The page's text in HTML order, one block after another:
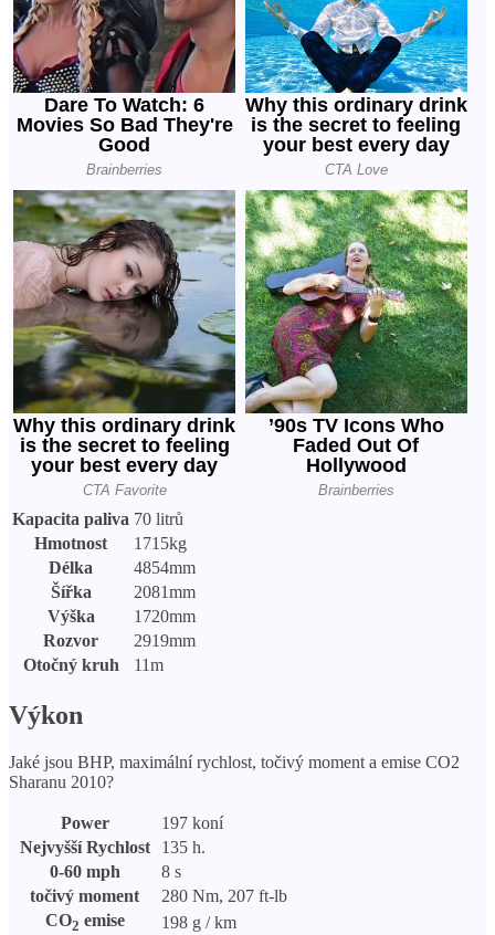
Kapacita paliva 70 litrů
Hmotnost
1715kg
Délka
4854mm
Šířka
2081mm
Výška
1720mm
Rozvor
2919mm
Otočný kruh
11m
Výkon
Jaké jsou BHP, maximální rychlost, točivý moment a emise CO2
Sharanu 2010?
Power
197 koní
Nejvyšší Rychlost
135 h.
0-60 mph
8 s
točivý moment
280 Nm, 207 ft-lb
CO2 emise
198 g / km